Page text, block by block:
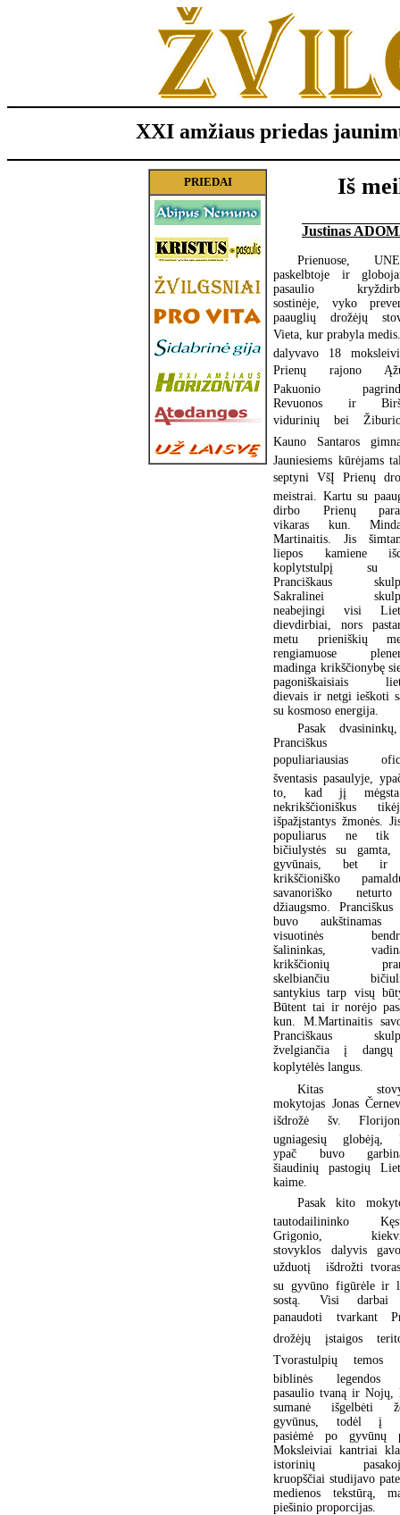
XXI amžiaus priedas
PRIEDAI Iš
Justinas
Prienuose,
paskelbtoje ir
pasaulio
sostinėje, vyko
paauglių drožėjų
Vieta, kur prabyla
dalyvavo 18
Prienų rajono
Pakuonio
Revuonos ir
vidurinių bei
Kauno Santaros
Jauniesiems kūrėjams
septyni VšĮ Prienų
meistrai. Kartu su
dirbo Prienų
vikaras kun.
Martinaitis. Jis
liepos kamiene
koplytstulpį su
Pranciškaus
Sakralinei
neabejingi visi
dievdirbiai, nors
metu prieniškių
rengiamuose
madinga krikščionybę
pagoniškaisiais
dievais ir netgi ieškoti
su kosmoso energija.
Pasak
Pranciškus
populiariausias
šventasis pasaulyje,
to, kad jį
nekrikščioniškus
išpažįstantys žmonės.
populiarus ne tik
bičiulystės su gamta,
gyvūnais, bet ir
krikščioniško
savanoriško
džiaugsmo.
buvo aukštinamas
visuotinės
šalininkas,
krikščionių
skelbiančiu
santykius tarp visų
Būtent tai ir norėjo
kun. M.Martinaitis
Pranciškaus
žvelgiančia į
koplytėlės langus.
Kitas
mokytojas Jonas
išdrožė šv.
ugniagesių globėją,
ypač buvo
šiaudinių pastogių
kaime.
Pasak kito
tautodailininko
Grigonio,
stovyklos dalyvis
užduotį  išdrožti
su gyvūno figūrėle ir
sostą. Visi darbai
panaudoti tvarkant
drožėjų įstaigos
Tvorastulpių temos
biblinės legendos
pasaulio tvaną ir Nojų,
sumanė išgelbėti
gyvūnus, todėl į
pasiėmė po gyvūnų
Moksleiviai kantriai
istorinių
kruopščiai studijavo
medienos tekstūrą,
piešinio proporcijas.